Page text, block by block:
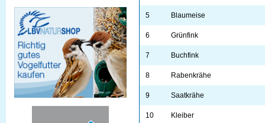
5 Blaumeise
6 Grünfink
7 Buchfink
8 Rabenkrähe
9 Saatkrähe
10 Kleiber